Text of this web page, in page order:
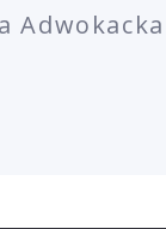
Adwokacka